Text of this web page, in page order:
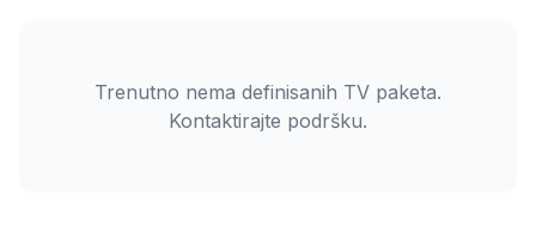
Trenutno nema definisanih TV paketa.
Kontaktirajte podršku.